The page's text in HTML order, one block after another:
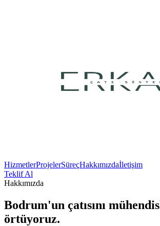
HizmetlerProjelerSüreçHakkımızdaİletişim
Teklif Al
Hakkımızda
Bodrum'un çatısını
örtüyoruz.